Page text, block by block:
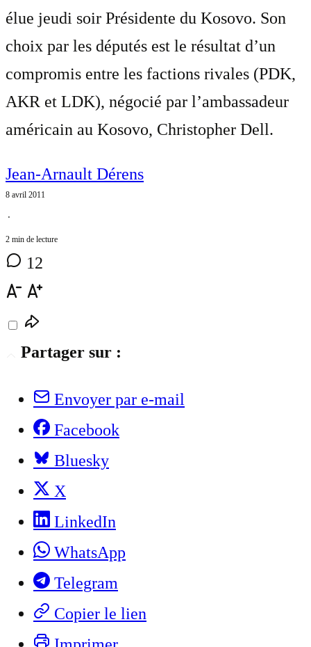
élue jeudi soir Présidente du Kosovo. Son
choix par les députés est le résultat d’un
compromis entre les factions rivales (PDK,
AKR et LDK), négocié par l’ambassadeur
américain au Kosovo, Christopher Dell.
Jean-Arnault Dérens
8 avril 2011
⋅
2 min de lecture
12
Partager sur :
Envoyer par e-mail
Facebook
Bluesky
X
LinkedIn
WhatsApp
Telegram
Copier le lien